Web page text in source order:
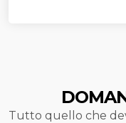
Tutto quello che